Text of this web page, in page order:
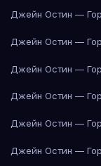
Джейн Остин —
Джейн Остин —
Джейн Остин —
Джейн Остин —
Джейн Остин —
Джейн Остин —